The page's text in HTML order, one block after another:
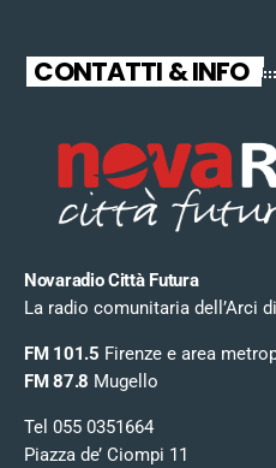
CONTATTI & INFO
Novaradio Città Futura
La radio comunitaria dell’Arci
FM 101.5 Firenze e area
FM 87.8 Mugello
Tel 055 0351664
Piazza de’ Ciompi 11